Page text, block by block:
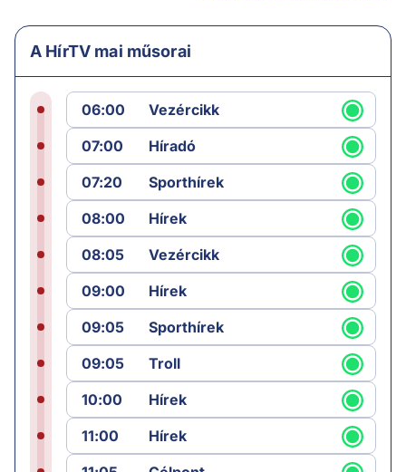
A HírTV mai műsorai
06:00
Vezércikk
07:00
Híradó
07:20
Sporthírek
08:00
Hírek
08:05
Vezércikk
09:00
Hírek
09:05
Sporthírek
09:05
Troll
10:00
Hírek
11:00
Hírek